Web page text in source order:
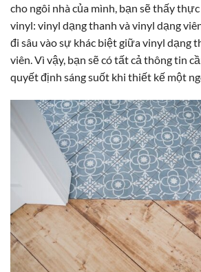
cho ngôi nhà của mình, bạn sẽ thấy
vinyl: vinyl dạng thanh và vinyl dạng
đi sâu vào sự khác biệt giữa vinyl dạng
viên. Vì vậy, bạn sẽ có tất cả thông tin
quyết định sáng suốt khi thiết kế một